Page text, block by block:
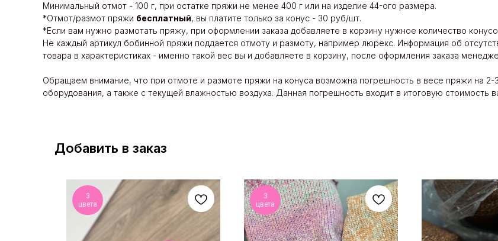
Минимальный отмот - 100 г, при остатке пряжи не менее 400 г или на изделие 44-ого размера.
*Отмот/размот пряжи бесплатный, вы платите только за конус - 30 руб/шт.
*Если вам нужно размотать пряжу, при оформлении заказа добавляете в корзину нужное количество
Не каждый артикул бобинной пряжи поддается отмоту и размоту, например люрекс. Информация об
товара в характеристиках - именно такой вес вы и добавляете в корзину, после оформления заказа
Обращаем внимание, что при отмоте и размоте пряжи на конуса возможна погрешность в весе пряжи на
оборудования, а также с текущей влажностью воздуха. Данная погрешность входит в итоговую стоимость
Добавить в заказ
3
цвета
3
цвета